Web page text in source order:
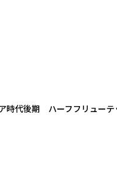
時代後期 ハーフフリュー